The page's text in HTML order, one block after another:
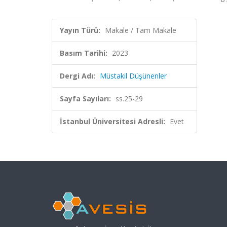
Yayın Türü: Makale / Tam Makale
Basım Tarihi: 2023
Dergi Adı: Müstakil Düşünenler
Sayfa Sayıları: ss.25-29
İstanbul Üniversitesi Adresli: Evet